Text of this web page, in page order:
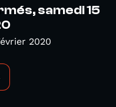
samedi 15
2020